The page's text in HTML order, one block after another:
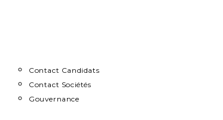
Contact Candidats
Contact Sociétés
Gouvernance